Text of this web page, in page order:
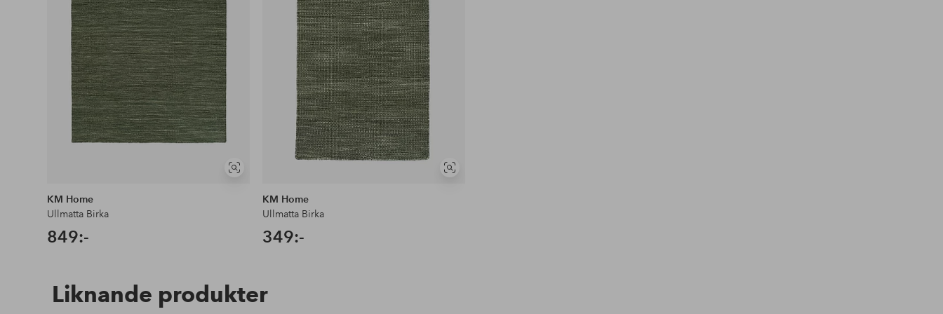
Visa
KM Home
Ullmatta Birka
849:-
Visa
KM Home
Ullmatta Birka
349:-
Liknande produkter